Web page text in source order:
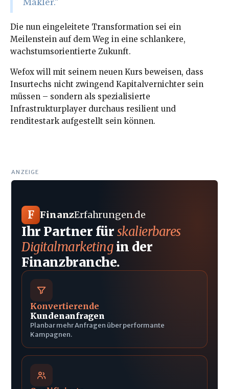
Die nun eingeleitete Transformation sei ein
Meilenstein auf dem Weg in eine schlankere,
wachstumsorientierte Zukunft.
Wefox will mit seinem neuen Kurs beweisen, dass
Insurtechs nicht zwingend Kapitalvernichter sein
müssen – sondern als spezialisierte
Infrastrukturplayer durchaus resilient und
renditestark aufgestellt sein können.
ANZEIGE
F FinanzErfahrungen.de
Ihr Partner fürskalierbares
Digitalmarketingin der
Finanzbranche.
Konvertierende
Kundenanfragen
Planbar mehr Anfragen über performante
Kampagnen.